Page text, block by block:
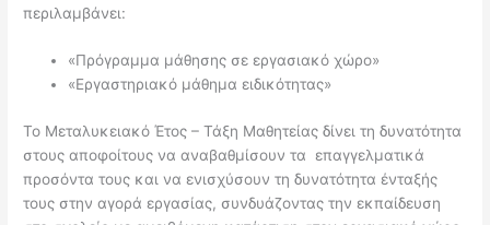
περιλαμβάνει:
«Πρόγραμμα μάθησης σε εργασιακό χώρο»
«Εργαστηριακό μάθημα ειδικότητας»
Το Μεταλυκειακό Έτος – Τάξη Μαθητείας δίνει τη δυνατότητα
στους αποφοίτους να αναβαθμίσουν τα επαγγελματικά
προσόντα τους και να ενισχύσουν τη δυνατότητα ένταξής
τους στην αγορά εργασίας, συνδυάζοντας την εκπαίδευση